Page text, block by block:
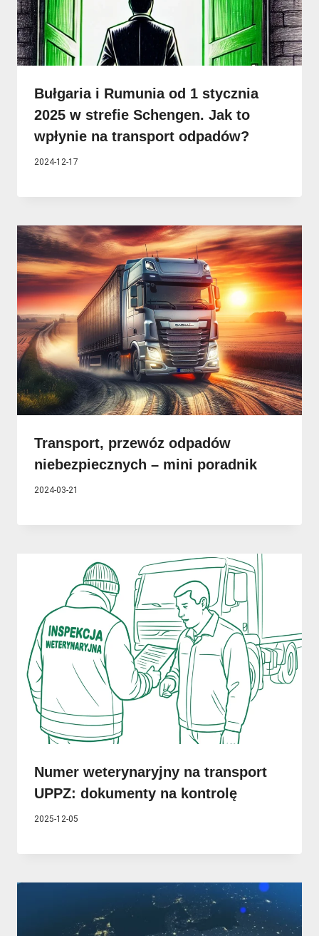
Bułgaria i Rumunia od 1 stycznia
2025 w strefie Schengen. Jak to
wpłynie na transport odpadów?
2024-12-17
Transport, przewóz odpadów
niebezpiecznych – mini poradnik
2024-03-21
Numer weterynaryjny na transport
UPPZ: dokumenty na kontrolę
2025-12-05